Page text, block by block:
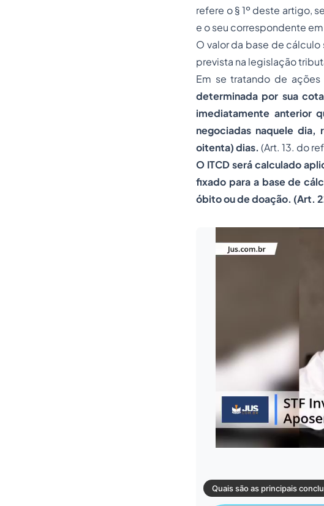
refere o § 1º deste artigo,
e o seu correspondente
O valor da base de cálculo
prevista na legislação
Em se tratando de
determinada por sua
imediatamente anterior
negociadas naquele
oitenta) dias. (Art. 13. do
O ITCD será calculado
fixado para a base de
óbito ou de doação. (Art.